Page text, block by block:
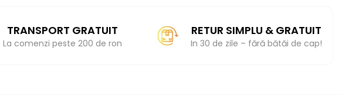
TRANSPORT GRATUIT
La comenzi peste 200 de ron
RETUR SIMPLU & GRATUIT
In 30 de zile – fără bătăi de cap!